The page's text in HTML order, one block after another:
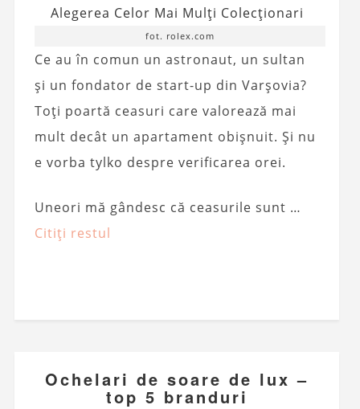
fot. rolex.com
Ce au în comun un astronaut, un sultan
și un fondator de start-up din Varșovia?
Toți poartă ceasuri care valorează mai
mult decât un apartament obișnuit. Și nu
e vorba tylko despre verificarea orei.
Uneori mă gândesc că ceasurile sunt …
Citiți restul
Ochelari de soare de lux –
top 5 branduri